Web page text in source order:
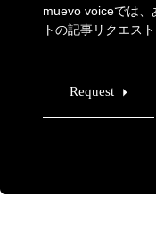
muevo voiceでは、
トの記事リクエス
Request